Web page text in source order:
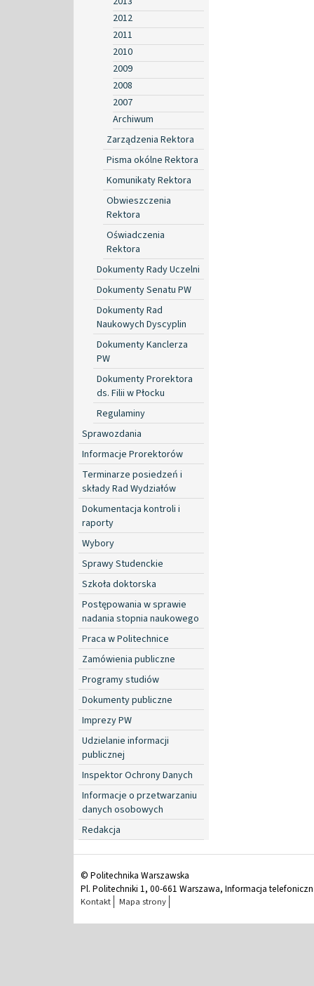
2012
2011
2010
2009
2008
2007
Archiwum
Zarządzenia Rektora
Pisma okólne Rektora
Komunikaty Rektora
Obwieszczenia
Rektora
Oświadczenia
Rektora
Dokumenty Rady Uczelni
Dokumenty Senatu PW
Dokumenty Rad
Naukowych Dyscyplin
Dokumenty Kanclerza
PW
Dokumenty Prorektora
ds. Filii w Płocku
Regulaminy
Sprawozdania
Informacje Prorektorów
Terminarze posiedzeń i
składy Rad Wydziałów
Dokumentacja kontroli i
raporty
Wybory
Sprawy Studenckie
Szkoła doktorska
Postępowania w sprawie
nadania stopnia naukowego
Praca w Politechnice
Zamówienia publiczne
Programy studiów
Dokumenty publiczne
Imprezy PW
Udzielanie informacji
publicznej
Inspektor Ochrony Danych
Informacje o przetwarzaniu
danych osobowych
Redakcja
© Politechnika Warszawska
Pl. Politechniki 1, 00-661 Warszawa, Informacja
Kontakt Mapa strony